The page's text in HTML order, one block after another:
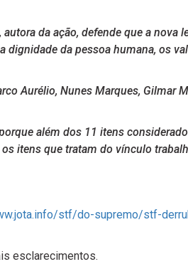
autora da ação, defende que a
da pessoa humana, os
Aurélio, Nunes Marques, Gilmar
além dos 11 itens
itens que tratam do vínculo
stf/do-supremo/stf-
esclarecimentos.